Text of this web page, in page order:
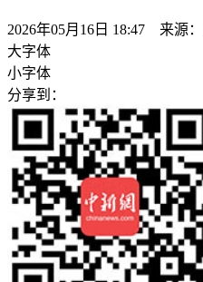
2026年05月16日 18:47 来源：
大字体
小字体
分享到：